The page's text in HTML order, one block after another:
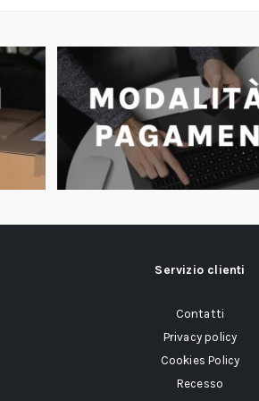
Servizio clienti
Contatti
Privacy policy
Cookies Policy
Recesso